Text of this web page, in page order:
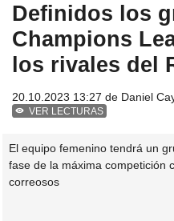
Definidos los
Champions
los rivales del
20.10.2023 13:27 de Daniel
VER LECTURAS
El equipo femenino tendrá un
fase de la máxima competición
correosos